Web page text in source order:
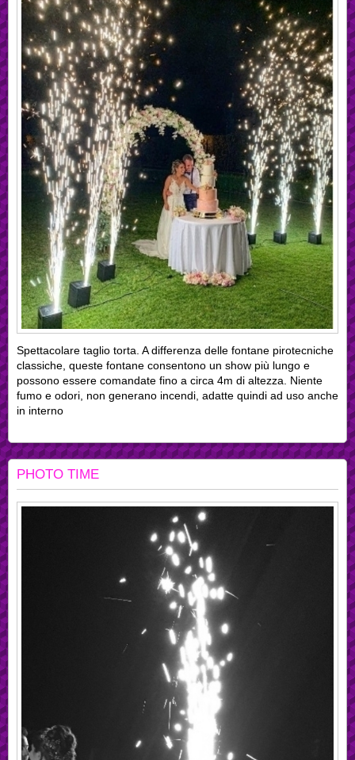
Spettacolare taglio torta. A differenza delle fontane pirotecniche
classiche, queste fontane consentono un show più lungo e
possono essere comandate fino a circa 4m di altezza. Niente
fumo e odori, non generano incendi, adatte quindi ad uso anche
in interno
PHOTO TIME